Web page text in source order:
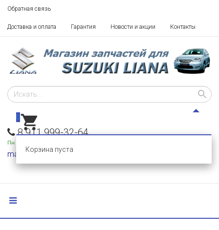
Обратная связь
Доставка и оплата Гарантия Новости и акции Контакты
8 911 999-32-64
Пн - Пт: 10 - 18,
mail@razborka-liana.ru
0
Корзина пуста